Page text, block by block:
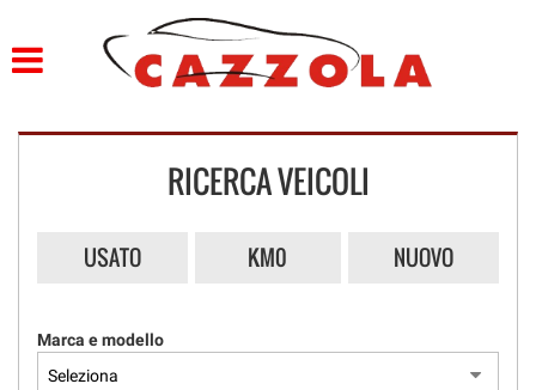
GARANZIA 12 MESI
RICERCA VEICOLI
USATO KM0 NUOVO
Marca e modello